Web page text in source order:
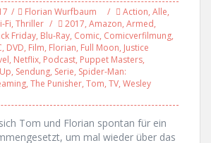
Florian Wurfbaum Action, Alle,
Fi, Thriller 2017, Amazon, Armed,
Friday, Blu-Ray, Comic, Comicverfilmung,
, DVD, Film, Florian, Full Moon, Justice
, Netflix, Podcast, Puppet Masters,
, Sendung, Serie, Spider-Man:
, The Punisher, Tom, TV, Wesley
Tom und Florian spontan für ein
um mal wieder über das